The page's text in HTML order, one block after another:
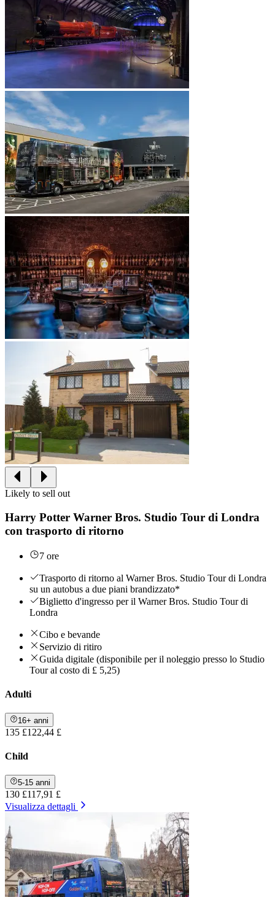
Likely to sell out
Harry Potter Warner Bros. Studio Tour di Londra
con trasporto di ritorno
7 ore
Trasporto di ritorno al Warner Bros. Studio Tour di Londra
su un autobus a due piani brandizzato*
Biglietto d'ingresso per il Warner Bros. Studio Tour di
Londra
Cibo e bevande
Servizio di ritiro
Guida digitale (disponibile per il noleggio presso lo Studio
Tour al costo di £ 5,25)
Adulti
16+ anni
135 £122,44 £
Child
5-15 anni
130 £117,91 £
Visualizza dettagli